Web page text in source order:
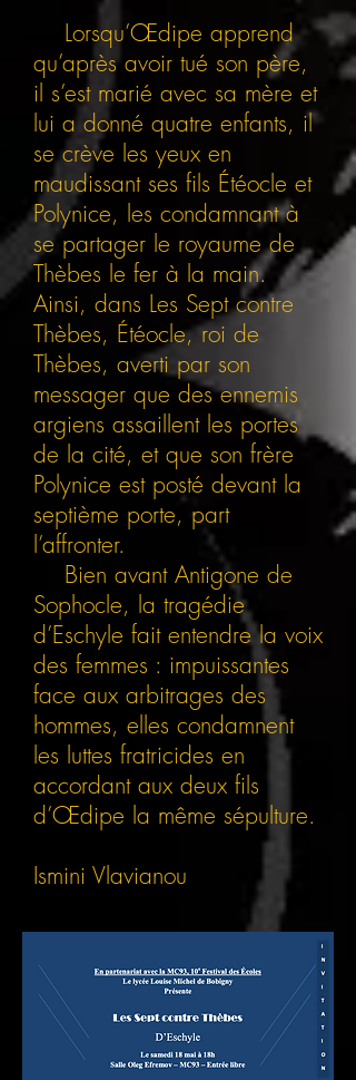
Lorsqu’Œdipe apprend
qu’après avoir tué son père,
il s’est marié avec sa mère et
lui a donné quatre enfants, il
se crève les yeux en
maudissant ses fils Étéocle et
Polynice, les condamnant à
se partager le royaume de
Thèbes le fer à la main.
Ainsi, dans Les Sept contre
Thèbes, Étéocle, roi de
Thèbes, averti par son
messager que des ennemis
argiens assaillent les portes
de la cité, et que son frère
Polynice est posté devant la
septième porte, part
l’affronter.
Bien avant Antigone de
Sophocle, la tragédie
d’Eschyle fait entendre la voix
des femmes : impuissantes
face aux arbitrages des
hommes, elles condamnent
les luttes fratricides en
accordant aux deux fils
d’Œdipe la même sépulture.
Ismini Vlavianou